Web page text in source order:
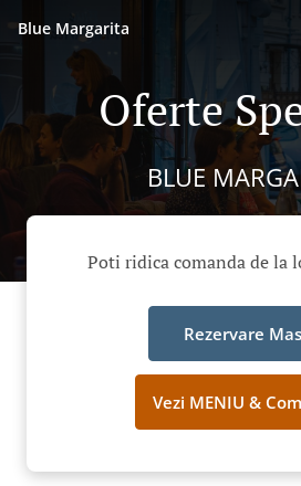
Blue Margarita
Oferte
BLUE
Poti ridica comanda de la
Rezervare
Vezi MENIU &